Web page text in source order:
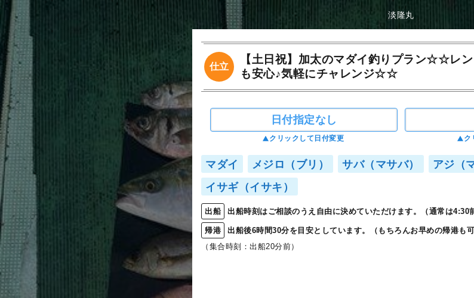
淡隆丸
仕立
【土日祝】加太のマダイ釣りプラン☆☆レ
も安心♪気軽にチャレンジ☆☆
日付指定なし
クリックして日付変更 ク
マダイ メジロ（ブリ） サバ（マサバ）
アジ（
イサギ（イサキ）
出船 出船時刻はご相談のうえ自由に決めていただけます。（通常は4:30
帰港
出船後6時間30分を目安としています。（もちろんお早めの帰港も可
（集合時刻：出船20分前）